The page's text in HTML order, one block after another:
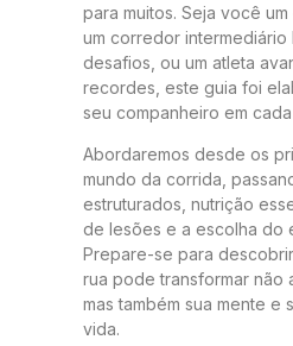
para muitos. Seja você
um corredor
desafios, ou um atleta
recordes, este guia foi
seu companheiro em
Abordaremos desde os
mundo da corrida,
estruturados, nutrição
de lesões e a escolha do
Prepare-se para
rua pode transformar não
mas também sua mente e
vida.